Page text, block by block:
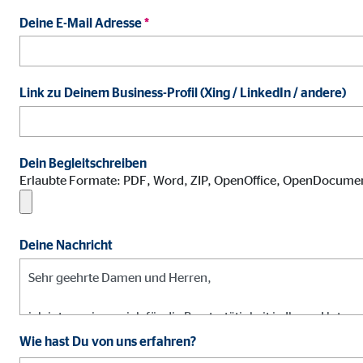
Deine E-Mail Adresse*
Link zu Deinem Business-Profil (Xing / LinkedIn / andere)
Dein Begleitschreiben
Erlaubte Formate: PDF, Word, ZIP, OpenOffice,
Deine Nachricht
Wie hast Du von uns erfahren?
Cookie Laufzeit: 24
ProvenExpert | Empfänger: OVB, Expert
Name:
Vimeo
Name: